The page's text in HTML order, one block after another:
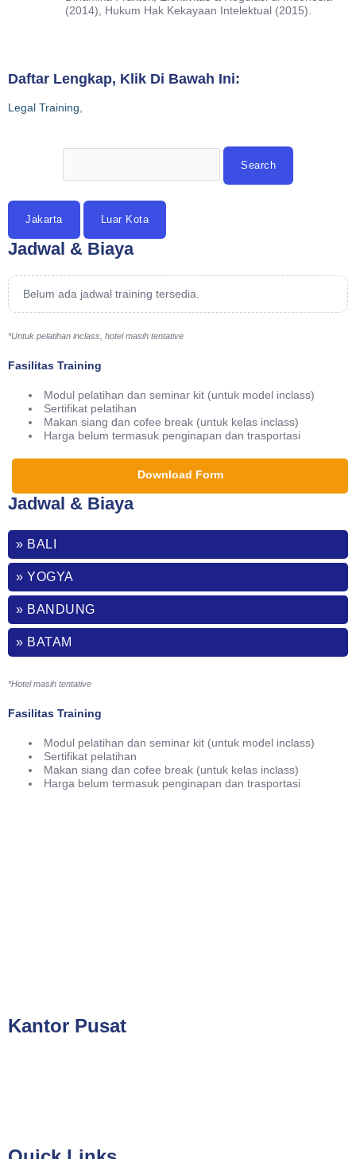
(2014), Hukum Hak Kekayaan Intelektual (2015).
Daftar Lengkap, Klik Di Bawah Ini:
Legal Training
Jakarta Luar Kota
Jadwal & Biaya
Belum ada jadwal training tersedia.
*Untuk pelatihan inclass, hotel masih tentative
Fasilitas Training
Modul pelatihan dan seminar kit (untuk model inclass)
Sertifikat pelatihan
Makan siang dan cofee break (untuk kelas inclass)
Harga belum termasuk penginapan dan trasportasi
Download Form
Jadwal & Biaya
» BALI
» YOGYA
» BANDUNG
» BATAM
*Hotel masih tentative
Fasilitas Training
Modul pelatihan dan seminar kit (untuk model inclass)
Sertifikat pelatihan
Makan siang dan cofee break (untuk kelas inclass)
Harga belum termasuk penginapan dan trasportasi
Kantor Pusat